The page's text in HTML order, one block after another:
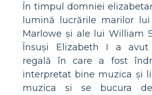
În timpul domniei
lumină lucrările marilor
Marlowe și ale lui William
Însuși Elizabeth I a
regală în care a fost
interpretat bine muzica și
muzica si se bucura de